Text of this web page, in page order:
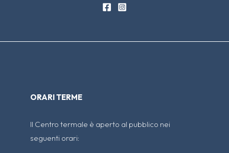
ORARI TERME
Il Centro termale è aperto al pubblico nei
seguenti orari: